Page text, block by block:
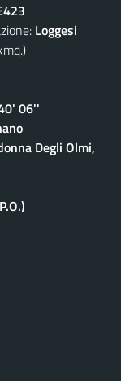
Loggesi
06''
Degli Olmi,